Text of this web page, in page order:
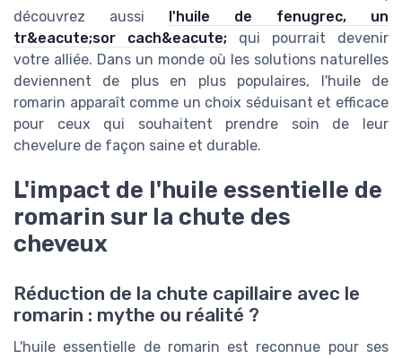
découvrez aussi l'huile de fenugrec, un
tr&eacute;sor cach&eacute; qui pourrait devenir
votre alliée. Dans un monde où les solutions naturelles
deviennent de plus en plus populaires, l'huile de
romarin apparaît comme un choix séduisant et efficace
pour ceux qui souhaitent prendre soin de leur
chevelure de façon saine et durable.
L'impact de l'huile essentielle de
romarin sur la chute des
cheveux
Réduction de la chute capillaire avec le
romarin : mythe ou réalité ?
L'huile essentielle de romarin est reconnue pour ses